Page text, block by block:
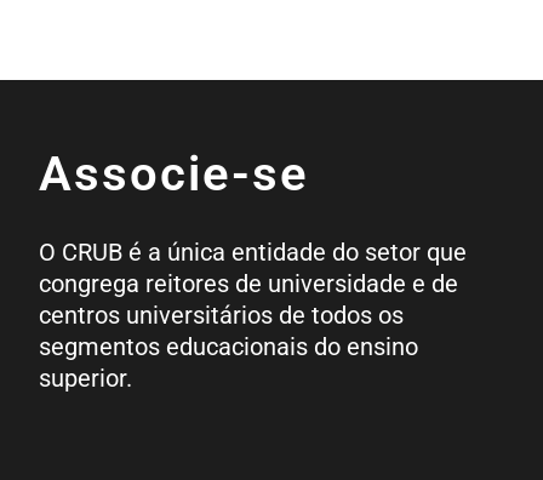
Associe-se
O CRUB é a única entidade do setor que
congrega reitores de universidade e de
centros universitários de todos os
segmentos educacionais do ensino
superior.